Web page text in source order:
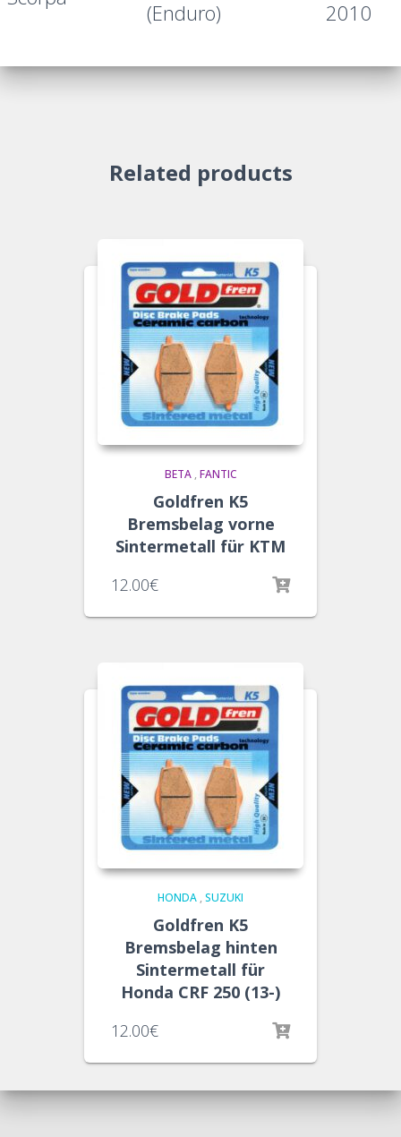
(Enduro)
2010
Related products
BETA, FANTIC
Goldfren K5
Bremsbelag vorne
Sintermetall für KTM
12.00€
HONDA , SUZUKI
Goldfren K5
Bremsbelag hinten
Sintermetall für
Honda CRF 250 (13-)
12.00€